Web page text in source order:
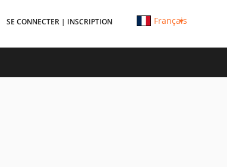
SE CONNECTER | INSCRIPTION Français